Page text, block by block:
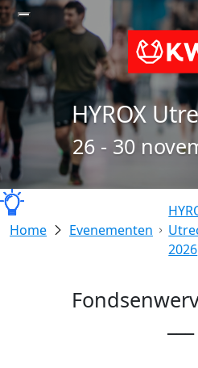
HYROX
26 - 30
Evenementen
2026